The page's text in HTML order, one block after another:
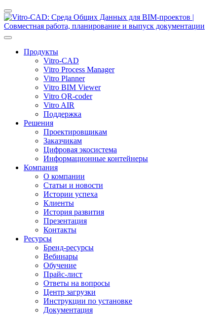
Продукты
Vitro-CAD
Vitro Process Manager
Vitro Planner
Vitro BIM Viewer
Vitro QR-coder
Vitro AIR
Поддержка
Решения
Проектировщикам
Заказчикам
Цифровая экосистема
Информационные контейнеры
Компания
О компании
Статьи и новости
Истории успеха
Клиенты
История развития
Презентация
Контакты
Ресурсы
Бренд-ресурсы
Вебинары
Обучение
Прайс-лист
Ответы на вопросы
Центр загрузки
Инструкции по установке
Документация